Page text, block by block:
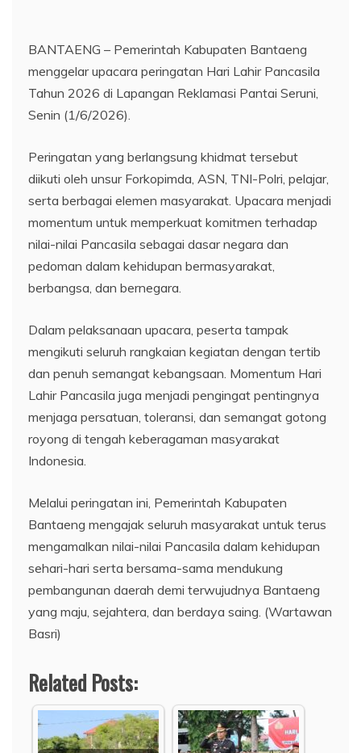
BANTAENG – Pemerintah Kabupaten Bantaeng
menggelar upacara peringatan Hari Lahir Pancasila
Tahun 2026 di Lapangan Reklamasi Pantai Seruni,
Senin (1/6/2026).
Peringatan yang berlangsung khidmat tersebut
diikuti oleh unsur Forkopimda, ASN, TNI-Polri, pelajar,
serta berbagai elemen masyarakat. Upacara menjadi
momentum untuk memperkuat komitmen terhadap
nilai-nilai Pancasila sebagai dasar negara dan
pedoman dalam kehidupan bermasyarakat,
berbangsa, dan bernegara.
Dalam pelaksanaan upacara, peserta tampak
mengikuti seluruh rangkaian kegiatan dengan tertib
dan penuh semangat kebangsaan. Momentum Hari
Lahir Pancasila juga menjadi pengingat pentingnya
menjaga persatuan, toleransi, dan semangat gotong
royong di tengah keberagaman masyarakat
Indonesia.
Melalui peringatan ini, Pemerintah Kabupaten
Bantaeng mengajak seluruh masyarakat untuk terus
mengamalkan nilai-nilai Pancasila dalam kehidupan
sehari-hari serta bersama-sama mendukung
pembangunan daerah demi terwujudnya Bantaeng
yang maju, sejahtera, dan berdaya saing. (Wartawan
Basri)
Related Posts: